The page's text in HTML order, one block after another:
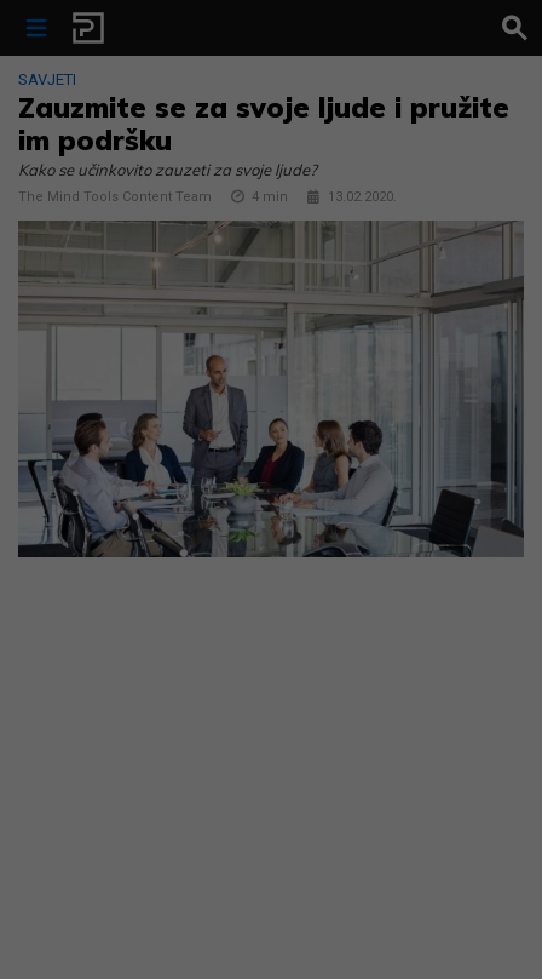
Skip to content
SAVJETI
Zauzmite se za svoje ljude i pružite
im podršku
Kako se učinkovito zauzeti za svoje ljude?
The Mind Tools Content Team 4 min 13.02.2020.